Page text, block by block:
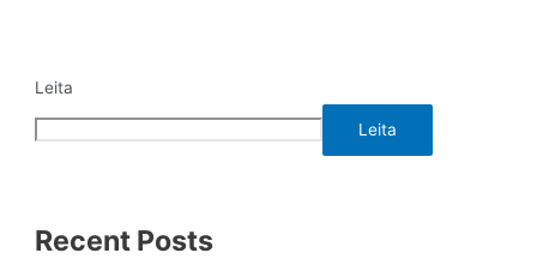
Leita
Leita
Recent Posts